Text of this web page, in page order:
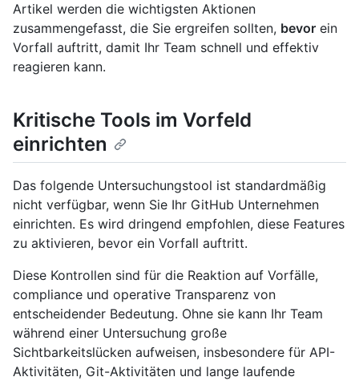
Artikel werden die wichtigsten Aktionen
zusammengefasst, die Sie ergreifen sollten, bevor ein
Vorfall auftritt, damit Ihr Team schnell und effektiv
reagieren kann.
Kritische Tools im Vorfeld
einrichten
Das folgende Untersuchungstool ist standardmäßig
nicht verfügbar, wenn Sie Ihr GitHub Unternehmen
einrichten. Es wird dringend empfohlen, diese Features
zu aktivieren, bevor ein Vorfall auftritt.
Diese Kontrollen sind für die Reaktion auf Vorfälle,
compliance und operative Transparenz von
entscheidender Bedeutung. Ohne sie kann Ihr Team
während einer Untersuchung große
Sichtbarkeitslücken aufweisen, insbesondere für API-
Aktivitäten, Git-Aktivitäten und lange laufende